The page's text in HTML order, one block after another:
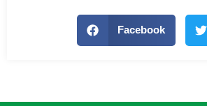
Facebook